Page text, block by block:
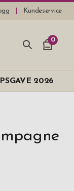
Kundeservice
0
2026